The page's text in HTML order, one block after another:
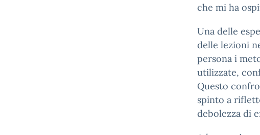
che mi ha
Una delle
delle lezioni
persona i
utilizzate,
Questo
spinto a
debolezza di